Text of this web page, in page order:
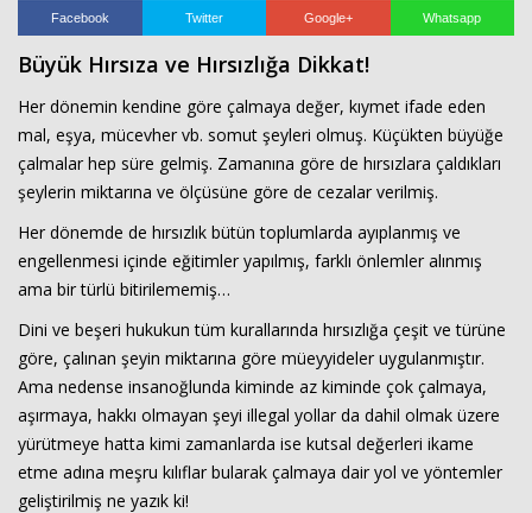
Facebook Twitter Google+ Whatsapp
Büyük Hırsıza ve Hırsızlığa Dikkat!
Her dönemin kendine göre çalmaya değer, kıymet ifade eden
mal, eşya, mücevher vb. somut şeyleri olmuş. Küçükten büyüğe
çalmalar hep süre gelmiş. Zamanına göre de hırsızlara çaldıkları
şeylerin miktarına ve ölçüsüne göre de cezalar verilmiş.
Her dönemde de hırsızlık bütün toplumlarda ayıplanmış ve
engellenmesi içinde eğitimler yapılmış, farklı önlemler alınmış
ama bir türlü bitirilememiş…
Dini ve beşeri hukukun tüm kurallarında hırsızlığa çeşit ve türüne
göre, çalınan şeyin miktarına göre müeyyideler uygulanmıştır.
Ama nedense insanoğlunda kiminde az kiminde çok çalmaya,
aşırmaya, hakkı olmayan şeyi illegal yollar da dahil olmak üzere
yürütmeye hatta kimi zamanlarda ise kutsal değerleri ikame
etme adına meşru kılıflar bularak çalmaya dair yol ve yöntemler
geliştirilmiş ne yazık ki!
VİDEO GALERİ
İLETİŞİM